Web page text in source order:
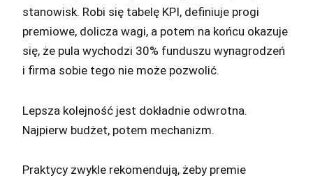
stanowisk. Robi się tabelę KPI, definiuje progi
premiowe, dolicza wagi, a potem na końcu okazuje
się, że pula wychodzi 30% funduszu wynagrodzeń
i firma sobie tego nie może pozwolić.
Lepsza kolejność jest dokładnie odwrotna.
Najpierw budżet, potem mechanizm.
Praktycy zwykle rekomendują, żeby premie